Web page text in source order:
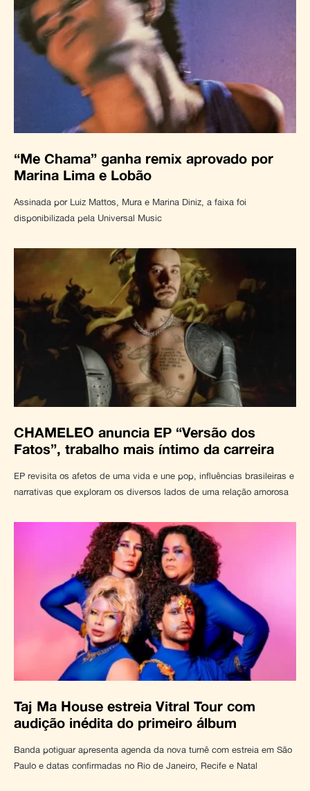
“Me Chama” ganha remix aprovado por
Marina Lima e Lobão
Assinada por Luiz Mattos, Mura e Marina Diniz, a faixa foi
disponibilizada pela Universal Music
CHAMELEO anuncia EP “Versão dos
Fatos”, trabalho mais íntimo da carreira
EP revisita os afetos de uma vida e une pop, influências brasileiras e
narrativas que exploram os diversos lados de uma relação amorosa
Taj Ma House estreia Vitral Tour com
audição inédita do primeiro álbum
Banda potiguar apresenta agenda da nova turnê com estreia em São
Paulo e datas confirmadas no Rio de Janeiro, Recife e Natal